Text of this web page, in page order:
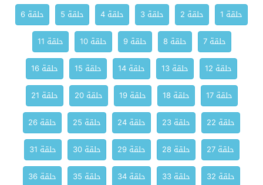
حلقة 1 حلقة 2 حلقة 3 حلقة 4 حلقة 5
حلقة 6
حلقة 7
حلقة 8 حلقة 9 حلقة 10
حلقة 11
حلقة 12
حلقة 13 حلقة 14 حلقة 15
حلقة 16
حلقة 17
حلقة 18 حلقة 19 حلقة 20
حلقة 21
حلقة 22
حلقة 23 حلقة 24 حلقة 25
حلقة 26
حلقة 27
حلقة 28 حلقة 29 حلقة 30
حلقة 31
حلقة 32
حلقة 33 حلقة 34 حلقة 35
حلقة 36